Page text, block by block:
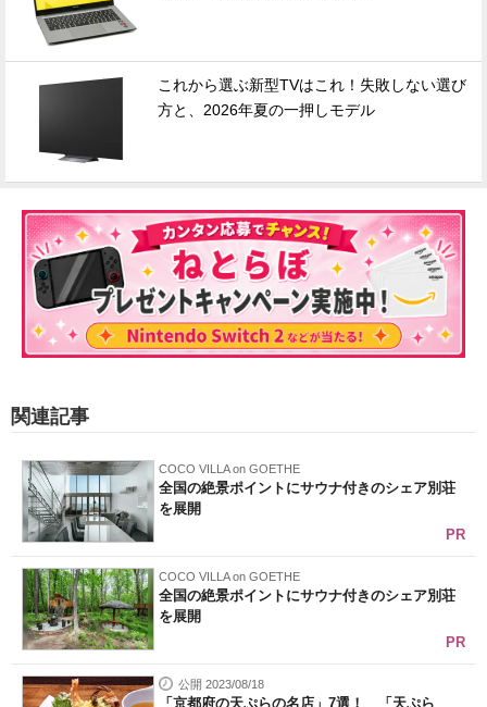
これから選ぶ新型TVはこれ！失敗しない選び
方と、2026年夏の一押しモデル
関連記事
COCO VILLA on GOETHE
全国の絶景ポイントにサウナ付きのシェア別荘
を展開
PR
COCO VILLA on GOETHE
全国の絶景ポイントにサウナ付きのシェア別荘
を展開
PR
公開 2023/08/18
「京都府の天ぷらの名店」7選！ 「天ぷら